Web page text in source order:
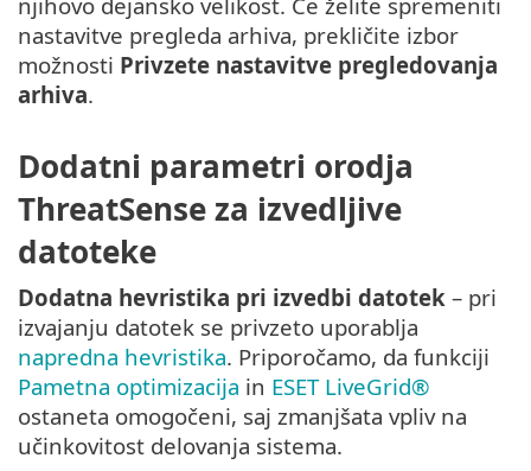
nastavitve pregleda arhiva, prekličite izbor
možnosti Privzete nastavitve pregledovanja
arhiva.
Dodatni parametri orodja
ThreatSense za izvedljive
datoteke
Dodatna hevristika pri izvedbi datotek – pri
izvajanju datotek se privzeto uporablja
napredna hevristika. Priporočamo, da funkciji
Pametna optimizacija in ESET LiveGrid®
ostaneta omogočeni, saj zmanjšata vpliv na
učinkovitost delovanja sistema.